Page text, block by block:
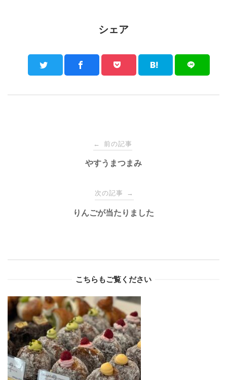
シェア
← 前の記事
やすうまつまみ
次の記事 →
りんごが当たりました
こちらもご覧ください